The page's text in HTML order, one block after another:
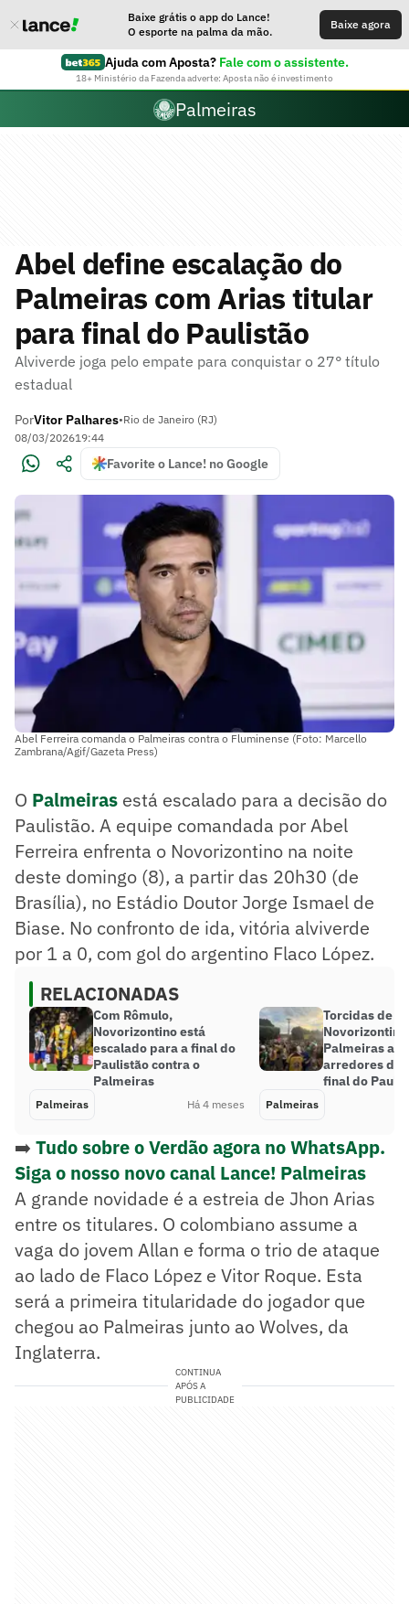
Baixe grátis o app do Lance!
O esporte na palma da mão.
Baixe agora
Ajuda com Aposta? Fale com o assistente.
18+ Ministério da Fazenda adverte: Aposta não é investimento
Palmeiras
Abel define escalação do
Palmeiras com Arias titular
para final do Paulistão
Alviverde joga pelo empate para conquistar o 27° título
estadual
PorVitor Palhares•Rio de Janeiro (RJ)
08/03/202619:44
Favorite o Lance! no Google
Abel Ferreira comanda o Palmeiras contra o Fluminense (Foto: Marcello
Zambrana/Agif/Gazeta Press)
O Palmeiras está escalado para a decisão do
Paulistão. A equipe comandada por Abel
Ferreira enfrenta o Novorizontino na noite
deste domingo (8), a partir das 20h30 (de
Brasília), no Estádio Doutor Jorge Ismael de
Biase. No confronto de ida, vitória alviverde
por 1 a 0, com gol do argentino Flaco López.
RELACIONADAS
Com Rômulo,
Novorizontino está
escalado para a final do
Paulistão contra o
Palmeiras
Palmeiras Há 4 meses
Torcidas de
Novorizontino
Palmeiras
arredores do
final do
Palmeiras
➡️ Tudo sobre o Verdão agora no WhatsApp.
Siga o nosso novo canal Lance! Palmeiras
A grande novidade é a estreia de Jhon Arias
entre os titulares. O colombiano assume a
vaga do jovem Allan e forma o trio de ataque
ao lado de Flaco López e Vitor Roque. Esta
será a primeira titularidade do jogador que
chegou ao Palmeiras junto ao Wolves, da
Inglaterra.
CONTINUA
APÓS A
PUBLICIDADE